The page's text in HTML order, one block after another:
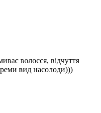
волосся, відчуття
вид насолоди)))